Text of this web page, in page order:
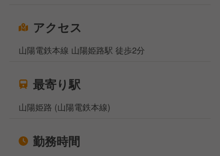
アクセス
山陽電鉄本線 山陽姫路駅 徒歩2分
最寄り駅
山陽姫路 (山陽電鉄本線)
勤務時間